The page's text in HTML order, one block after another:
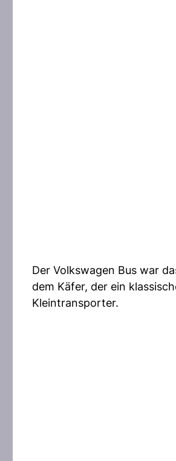
Der Volkswagen Bus war
dem Käfer, der ein
Kleintransporter.